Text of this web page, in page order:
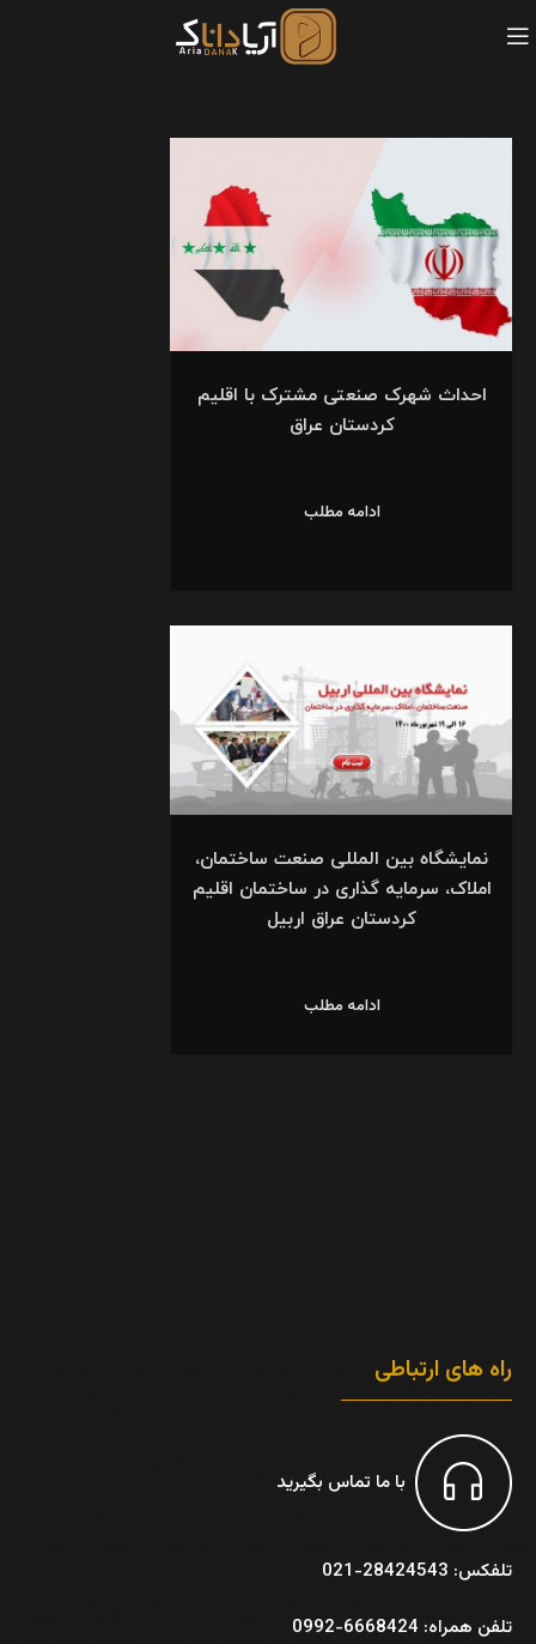
احداث شهرک صنعتی مشترک با اقلیم
کردستان عراق
ادامه مطلب
نمایشگاه بین المللی صنعت ساختمان،
املاک، سرمایه گذاری در ساختمان اقلیم
کردستان عراق اربیل
ادامه مطلب
راه های ارتباطی
با ما تماس بگیرید
تلفکس: 28424543-021
تلفن همراه: 6668424-0992